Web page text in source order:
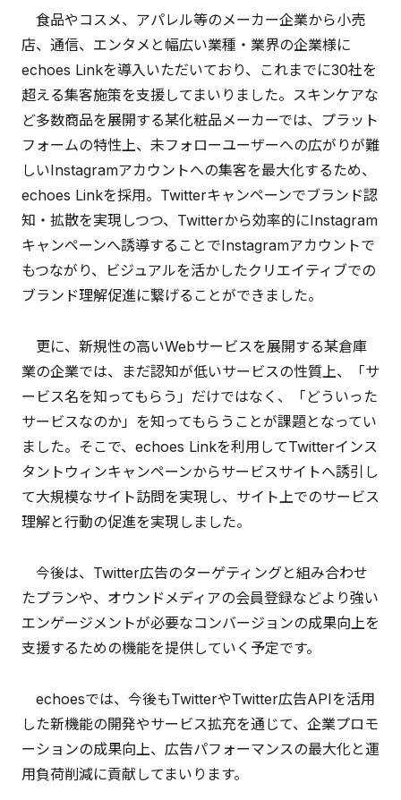
食品やコスメ、アパレル等のメーカー企業から小売
店、通信、エンタメと幅広い業種・業界の企業様に
echoes Linkを導入いただいており、これまでに30社を
超える集客施策を支援してまいりました。スキンケアな
ど多数商品を展開する某化粧品メーカーでは、プラット
フォームの特性上、未フォローユーザーへの広がりが難
しいInstagramアカウントへの集客を最大化するため、
echoes Linkを採用。Twitterキャンペーンでブランド認
知・拡散を実現しつつ、Twitterから効率的にInstagram
キャンペーンへ誘導することでInstagramアカウントで
もつながり、ビジュアルを活かしたクリエイティブでの
ブランド理解促進に繋げることができました。
更に、新規性の高いWebサービスを展開する某倉庫
業の企業では、まだ認知が低いサービスの性質上、「サ
ービス名を知ってもらう」だけではなく、「どういった
サービスなのか」を知ってもらうことが課題となってい
ました。そこで、echoes Linkを利用してTwitterインス
タントウィンキャンペーンからサービスサイトへ誘引し
て大規模なサイト訪問を実現し、サイト上でのサービス
理解と行動の促進を実現しました。
今後は、Twitter広告のターゲティングと組み合わせ
たプランや、オウンドメディアの会員登録などより強い
エンゲージメントが必要なコンバージョンの成果向上を
支援するための機能を提供していく予定です。
echoesでは、今後もTwitterやTwitter広告APIを活用
した新機能の開発やサービス拡充を通じて、企業プロモ
ーションの成果向上、広告パフォーマンスの最大化と運
用負荷削減に貢献してまいります。